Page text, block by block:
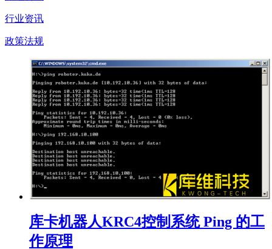
行业资讯
政策法规
库卡机器人KRC4控制系统 Ping 的工
作原理